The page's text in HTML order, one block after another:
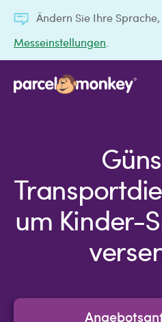
Ändern Sie Ihre
Messeinstellungen
um Kinder-